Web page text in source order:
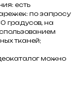
есть
по запросу
градусов, на
тканей;
можно